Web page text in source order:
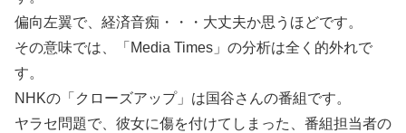
偏向左翼で、経済音痴・・・大丈夫か思うほどです。
その意味では、「Media Times」の分析は全く的外れで
す。
NHKの「クローズアップ」は国谷さんの番組です。
ヤラセ問題で、彼女に傷を付けてしまった、番組担当者の